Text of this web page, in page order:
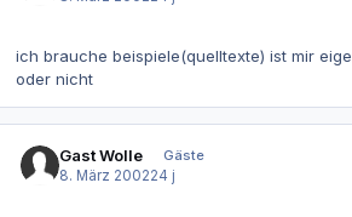
ich brauche beispiele(quelltexte) ist mir
oder nicht
Gast Wolle
Gäste
8. März 200224 j